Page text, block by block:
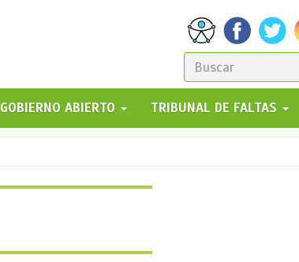
DE
GO!
GOBIERNO ABIERTO TRIBUNAL DE FALTAS